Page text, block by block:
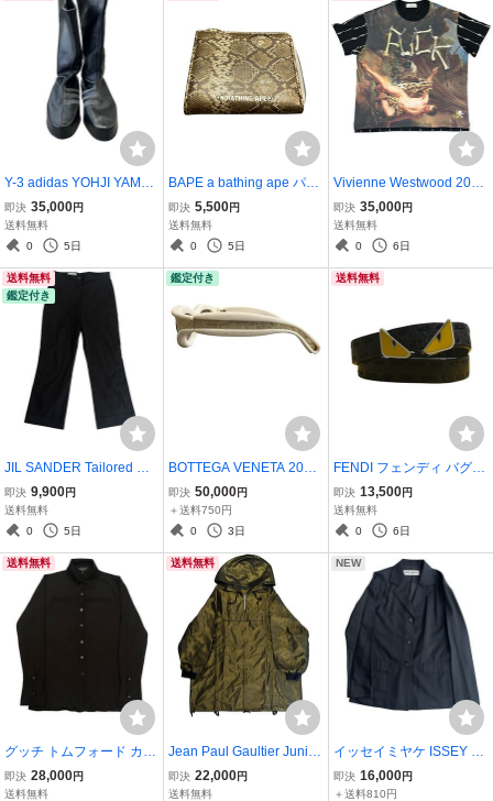
Y-3 adidas YOHJI YAMA
MOTO Kyasu OverbootY-
3 アディダス ヨウジヤマ
モト キャス オーバーブー
即決 35,000円
送料無料
0
5日
BAPE a bathing ape パイ
ソン柄 財布 二つ折り財
布 APE エイプ NIGO コイ
ンケース カード カードケ
ase
即決 5,500円
送料無料
0
5日
Vivienne Westwood 2022
AW The Fisherman Squar
e S/S T-Shirts ヴィヴィア
ン・ウエストウッド The
Tシャツ
即決 35,000円
送料無料
0
6日
送料無料
鑑定付き
JIL SANDER Tailored Wo
ol Trousers 36 ブラック
パンツ ボトムス スラック
ス 黒 ジルサンダー ウ
即決 9,900円
送料無料
0
5日
鑑定付き
BOTTEGA VENETA 2021
ss PADDED EYEWEAR S
UNGLASSES IVORY GO
LD ボッテガべネタ
即決 50,000円
＋送料750円
0
3日
送料無料
FENDI フェンディ バグモ
ンスターアイ 2重ブレス
レット Bugs Monster Eye
s Leather Double Bracele
即決 13,500円
送料無料
0
6日
送料無料
グッチ トムフォード カシ
ミヤ混 ニット ボタンダウ
ンシャツ M GUCCI BY TO
即決 28,000円
送料無料
送料無料
Jean Paul Gaultier Junior
GAULTIER Zip-up Hoode
d Coat 40 ジャンポールゴ
即決 22,000円
送料無料
NEW
イッセイミヤケ ISSEY MI
YAKE WHITE LABEL 3 Bu
tton Tailored Jacket ホワ
即決 16,000円
＋送料810円